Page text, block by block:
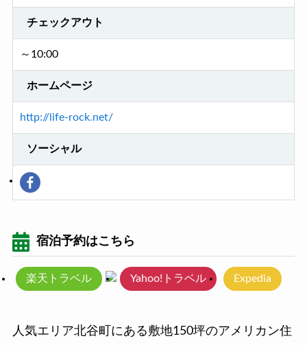
チェックアウト
～10:00
ホームページ
http://life-rock.net/
ソーシャル
宿泊予約はこちら
楽天トラベル Yahoo!トラベル Expedia
人気エリア北谷町にある敷地150坪のアメリカン住